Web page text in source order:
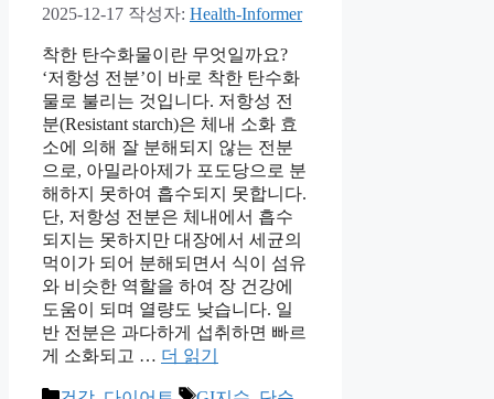
2025-12-17 작성자: Health-Informer
착한 탄수화물이란 무엇일까요?
‘저항성 전분’이 바로 착한 탄수화
물로 불리는 것입니다. 저항성 전
분(Resistant starch)은 체내 소화 효
소에 의해 잘 분해되지 않는 전분
으로, 아밀라아제가 포도당으로 분
해하지 못하여 흡수되지 못합니다.
단, 저항성 전분은 체내에서 흡수
되지는 못하지만 대장에서 세균의
먹이가 되어 분해되면서 식이 섬유
와 비슷한 역할을 하여 장 건강에
도움이 되며 열량도 낮습니다. 일
반 전분은 과다하게 섭취하면 빠르
게 소화되고 … 더 읽기
카 태